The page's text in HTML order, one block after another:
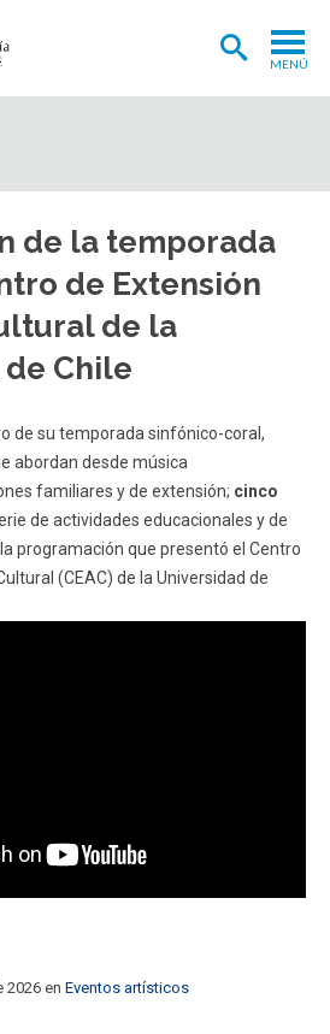
MENÚ
EXTENSIÓN
INTERNACIONAL
BIBLIOTECA
ACADÉMICOS
de la temporada
de Extensión
de la
Chile
de su temporada sinfónico-coral,
abordan desde música
familiares y de extensión; cinco
de actividades educacionales y de
programación que presentó el Centro
(CEAC) de la Universidad de
2026 en Eventos artísticos